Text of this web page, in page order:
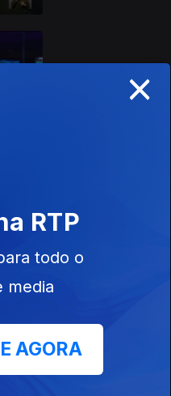
16 dez. 2019
15 dez. 2019
×
RTP
todo o
media
AGORA